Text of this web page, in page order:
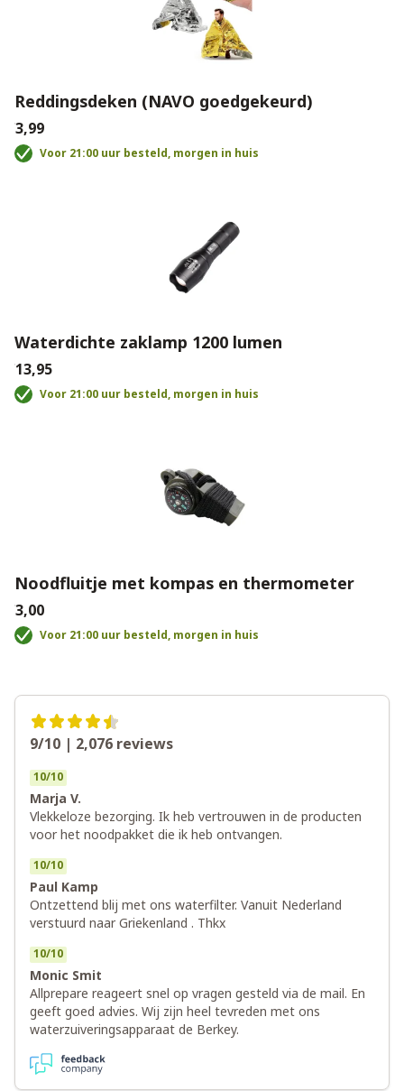
Reddingsdeken (NAVO goedgekeurd)
€3,99
Voor 21:00 uur besteld, morgen in huis
Waterdichte zaklamp 1200 lumen
€13,95
Voor 21:00 uur besteld, morgen in huis
Noodfluitje met kompas en thermometer
€3,00
Voor 21:00 uur besteld, morgen in huis
9/10 | 2,076 reviews
10/10
Marja V.
Vlekkeloze bezorging. Ik heb vertrouwen in de producten
voor het noodpakket die ik heb ontvangen.
10/10
Paul Kamp
Ontzettend blij met ons waterfilter. Vanuit Nederland
verstuurd naar Griekenland . Thkx
10/10
Monic Smit
Allprepare reageert snel op vragen gesteld via de mail. En
geeft goed advies. Wij zijn heel tevreden met ons
waterzuiveringsapparaat de Berkey.